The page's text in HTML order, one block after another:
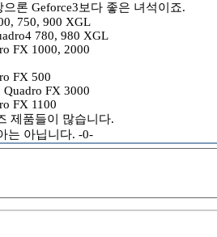
론 Geforce3보다 좋은 녀석이죠.
750, 900 XGL
780, 980 XGL
FX 1000, 2000
FX 500
FX 3000
FX 1100
제품들이 많습니다.
는 아닙니다. -0-